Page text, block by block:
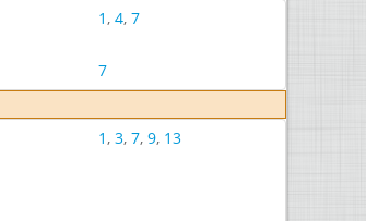
1, 4, 7
7
1, 3, 7, 9, 13